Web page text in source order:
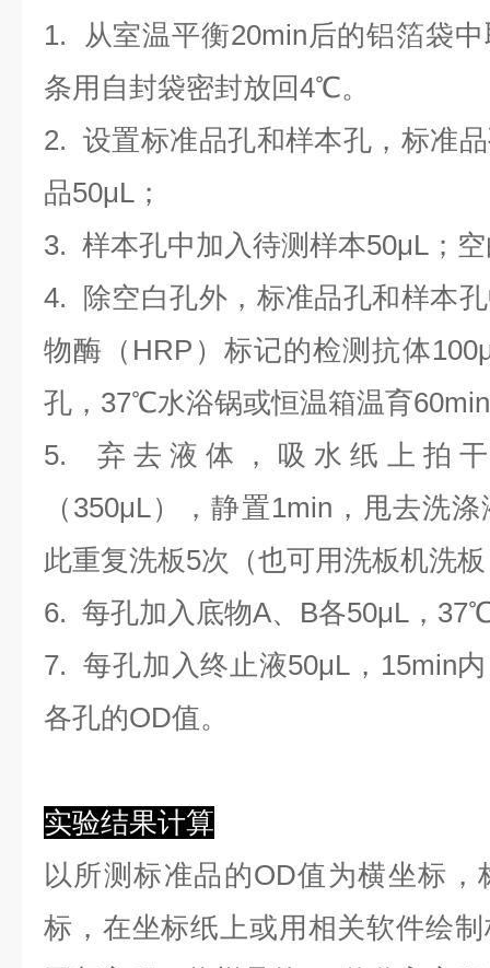
1. 从室温平衡20min后的铝箔袋
条用自封袋密封放回4℃。
2. 设置标准品孔和样本孔，标准
品50μL；
3. 样本孔中加 入待测样本50μL；
4.
除空白孔外，标准品孔和样本
物酶（HRP）标记的检测抗体
孔，37℃水浴锅或恒温箱温育
5. 弃去液体，吸水纸上拍
（350μL）
，静置1min，甩去洗
此重复洗板5次（也可用洗板机洗
6. 每孔加入底物A、B各50μL，
7. 每孔加入终止液50μL，15min
各孔的OD值。
实验结果计算
以所测标准品的OD值为横坐标，
标，在坐标纸上或用相关软件绘制